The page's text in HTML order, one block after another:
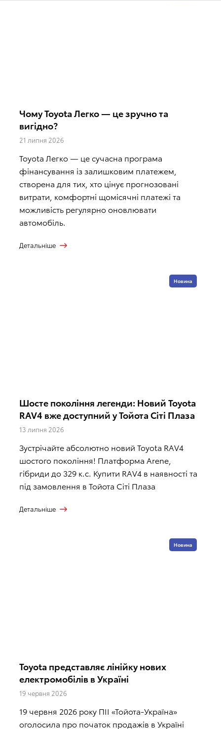
Чому Toyota Легко — це зручно та
вигідно?
21 липня 2026
Toyota Легко — це сучасна програма
фінансування із залишковим платежем,
створена для тих, хто цінує прогнозовані
витрати, комфортні щомісячні платежі та
можливість регулярно оновлювати
автомобіль.
Детальніше
Новина
Шосте покоління легенди: Новий Toyota
RAV4 вже доступний у Тойота Сіті Плаза
13 липня 2026
Зустрічайте абсолютно новий Toyota RAV4
шостого покоління! Платформа Arene,
гібриди до 329 к.с. Купити RAV4 в наявності та
під замовлення в Тойота Сіті Плаза
Детальніше
Новина
Toyota представляє лінійку нових
електромобілів в Україні
19 червня 2026
19 червня 2026 року ПІІ «Тойота-Україна»
оголосила про початок продажів в Україні